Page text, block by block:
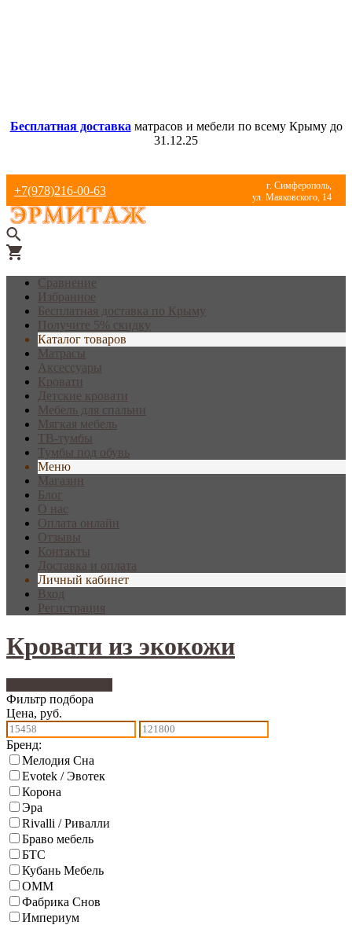
Бесплатная доставка матрасов и мебели по всему Крыму до
31.12.25
+7(978)216-00-63
г. Симферополь,
ул. Маяковского, 14
Сравнение
Избранное
Бесплатная доставка по Крыму
Получите 5% скидку
Каталог товаров
Матрасы
Аксессуары
Кровати
Детские кровати
Мебель для спальни
Мягкая мебель
ТВ-тумбы
Тумбы под обувь
Меню
Магазин
Блог
О нас
Оплата онлайн
Отзывы
Контакты
Доставка и оплата
Личный кабинет
Вход
Регистрация
Кровати из экокожи
Фильтр подбора
Цена, руб.
Бренд:
Мелодия Сна
Evotek / Эвотек
Корона
Эра
Rivalli / Ривалли
Браво мебель
БТС
Кубань Мебель
ОММ
Фабрика Снов
Империум